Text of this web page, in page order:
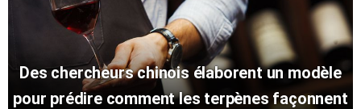
Des chercheurs chinois élaborent un modèle
pour prédire comment les terpènes façonnent